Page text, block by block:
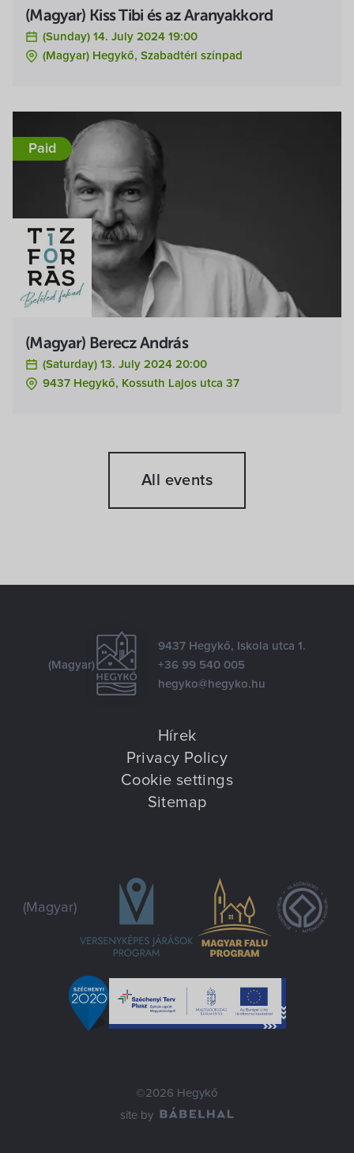
(Magyar) Kiss Tibi és az Aranyakkord
(Sunday) 14. July 2024 19:00
(Magyar) Hegykő, Szabadtéri színpad
Paid
(Magyar) Berecz András
(Saturday) 13. July 2024 20:00
9437 Hegykő, Kossuth Lajos utca 37
All events
(Magyar)
9437 Hegykő, Iskola utca 1.
+36 99 540 005
hegyko@hegyko.hu
Hírek
Privacy Policy
Cookie settings
Sitemap
(Magyar)
©2026 Hegykő
site by